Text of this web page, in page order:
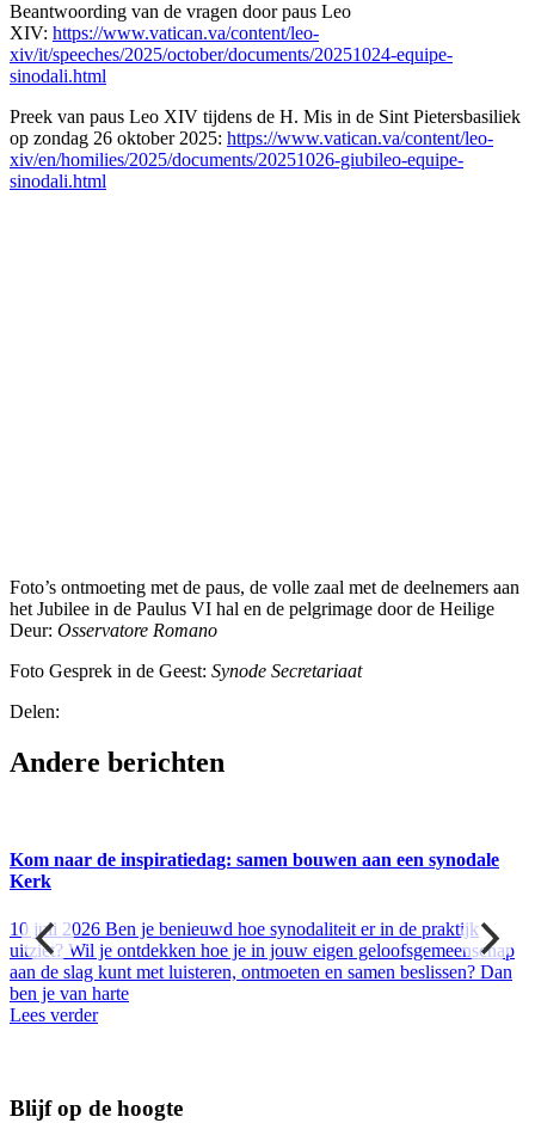
Beantwoording van de vragen door paus Leo
XIV: https://www.vatican.va/content/leo-
xiv/it/speeches/2025/october/documents/20251024-equipe-
sinodali.html
Preek van paus Leo XIV tijdens de H. Mis in de Sint Pietersbasiliek
op zondag 26 oktober 2025: https://www.vatican.va/content/leo-
xiv/en/homilies/2025/documents/20251026-giubileo-equipe-
sinodali.html
Foto’s ontmoeting met de paus, de volle zaal met de deelnemers aan
het Jubilee in de Paulus VI hal en de pelgrimage door de Heilige
Deur: Osservatore Romano
Foto Gesprek in de Geest: Synode Secretariaat
Delen:
Andere berichten
Kom naar de inspiratiedag: samen bouwen aan een synodale
Kerk
10 juli 2026 Ben je benieuwd hoe synodaliteit er in de praktijk
uitziet? Wil je ontdekken hoe je in jouw eigen geloofsgemeenschap
aan de slag kunt met luisteren, ontmoeten en samen beslissen? Dan
ben je van harte
Lees verder
Blijf op de hoogte